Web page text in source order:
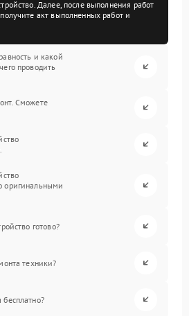
Далее, после выполнения работ
акт выполненных работ и
и какой
проводить
Сможете
оригинальными
готово?
техники?
бесплатно?